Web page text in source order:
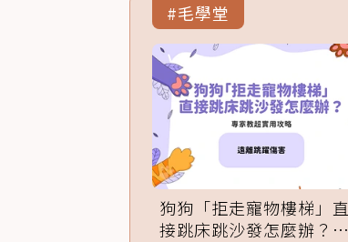
#毛學堂
狗狗「拒走寵物樓梯」直
接跳床跳沙發怎麼辦？專